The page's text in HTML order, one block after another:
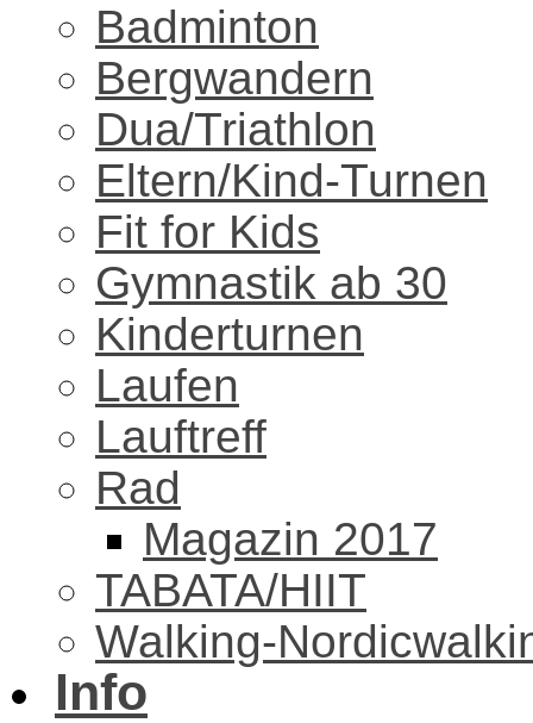
Badminton
Bergwandern
Dua/Triathlon
Eltern/Kind-Turnen
Fit for Kids
Gymnastik ab 30
Kinderturnen
Laufen
Lauftreff
Rad
Magazin 2017
TABATA/HIIT
Walking-
Info